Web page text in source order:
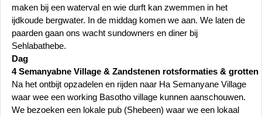
maken bij een waterval en wie durft kan zwemmen in het
ijdkoude bergwater. In de middag komen we aan. We laten de
paarden gaan ons wacht sundowners en diner bij
Sehlabathebe.
Dag
4 Semanyabne Village & Zandstenen rotsformaties & grotten
Na het ontbijt opzadelen en rijden naar Ha Semanyane Village
waar wee een working Basotho village kunnen aanschouwen.
We bezoeken een lokale pub (Shebeen) waar we een lokaal